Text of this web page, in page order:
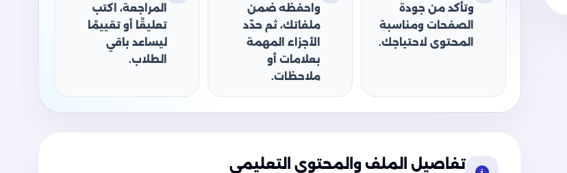
وتأكد من جودة
الصفحات ومناسبة
المحتوى لاحتياجك.
واحفظه ضمن
ملفاتك، ثم حدّد
الأجزاء المهمة
بعلامات أو
ملاحظات.
المراجعة، اكتب
تعليقًا أو تقييمًا
ليساعد باقي
الطلاب.
تفاصيل الملف والمحتوى التعليمي